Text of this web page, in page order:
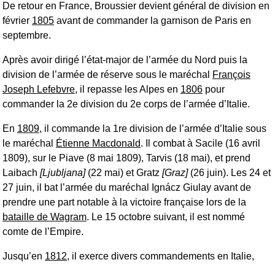
De retour en France, Broussier devient général de division en
février 1805 avant de commander la garnison de Paris en
septembre.
Après avoir dirigé l’état-major de l’armée du Nord puis la
division de l’armée de réserve sous le maréchal
François
Joseph Lefebvre, il repasse les Alpes en 1806 pour
commander la 2e division du 2e corps de l’armée d’Italie.
En 1809, il commande la 1re division de l’armée d’Italie sous
le maréchal
Étienne Macdonald. Il combat à Sacile (16 avril
1809), sur le Piave (8 mai 1809), Tarvis (18 mai), et prend
Laibach [Ljubljana](22 mai) et Gratz [Graz](26 juin). Les 24 et
27 juin, il bat l’armée du maréchal Ignácz Giulay avant de
prendre une part notable à la victoire française lors de la
bataille de Wagram. Le 15 octobre suivant, il est nommé
comte de l’Empire.
Jusqu’en 1812, il exerce divers commandements en Italie,